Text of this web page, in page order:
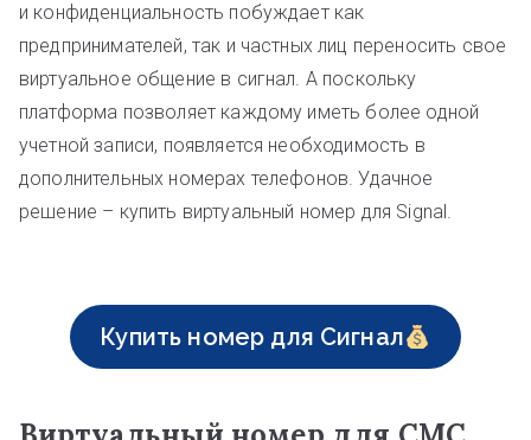
и конфиденциальность побуждает как
предпринимателей, так и частных лиц переносить свое
виртуальное общение в сигнал. А поскольку
платформа позволяет каждому иметь более одной
учетной записи, появляется необходимость в
дополнительных номерах телефонов. Удачное
решение – купить виртуальный номер для Signal.
Купить номер для Сигнал